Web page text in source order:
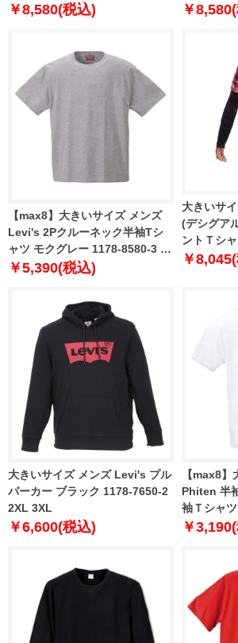
USA 直輸入 311019
￥8,580(税込)
USA 直輸
￥
【max8】大きいサイズ メンズ
Levi's 2Pクルーネック半袖Tシ
ャツ モクグレー 1178-8580-3 2L
3L 4L 5L 6L 8L
￥5,390(税込)
大きいサ
(デシグア
ントＴシ
￥
大きいサイズ メンズ Levi's プル
パーカー ブラック 1178-7650-2
2XL 3XL
￥6,600(税込)
【max8
Phiten 半
袖Ｔシャ
1 3L 4L
￥